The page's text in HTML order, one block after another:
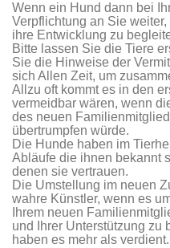
Wenn ein Hund dann bei
Verpflichtung an Sie
ihre Entwicklung zu
Bitte lassen Sie die Tiere
Sie die Hinweise der
sich Allen Zeit, um
Allzu oft kommt es in den
vermeidbar wären, wenn
des neuen
übertrumpfen würde.
Die Hunde haben im
Abläufe die ihnen bekannt
denen sie vertrauen.
Die Umstellung im neuen
wahre Künstler, wenn es
Ihrem neuen
und Ihrer Unterstützung zu
haben es mehr als verdient.